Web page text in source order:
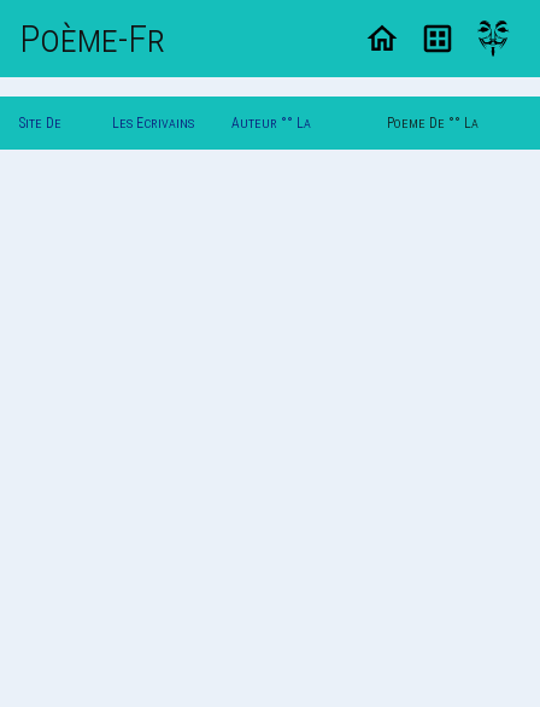
Poème-Fr
Site De Les Ecrivains Auteur °° La Poeme De °° La